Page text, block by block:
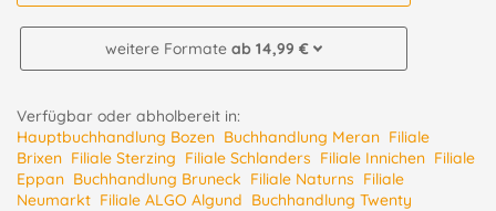
weitere Formate ab 14,99 €
Verfügbar oder abholbereit in:
Hauptbuchhandlung Bozen Buchhandlung Meran Filiale
Brixen Filiale Sterzing Filiale Schlanders Filiale Innichen Filiale
Eppan Buchhandlung Bruneck Filiale Naturns Filiale
Neumarkt Filiale ALGO Algund Buchhandlung Twenty